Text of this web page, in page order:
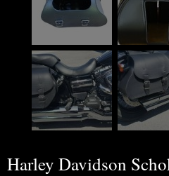
Harley Davidson